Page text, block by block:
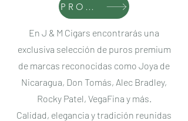
PRODUCTOS
En J & M Cigars encontrarás una
exclusiva selección de puros premium
de marcas reconocidas como Joya de
Nicaragua, Don Tomás, Alec Bradley,
Rocky Patel, VegaFina y más.
Calidad, elegancia y tradición reunidas